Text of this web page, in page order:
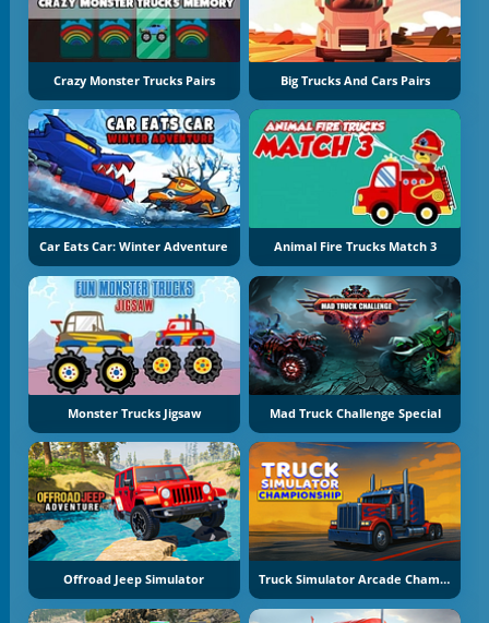
Crazy Monster Trucks Pairs Big Trucks And Cars Pairs
Car Eats Car: Winter Adventure Animal Fire Trucks Match 3
Monster Trucks Jigsaw Mad Truck Challenge Special
Offroad Jeep Simulator Truck Simulator Arcade Championship